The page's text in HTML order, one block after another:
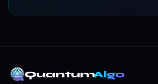
QuantumAlgo